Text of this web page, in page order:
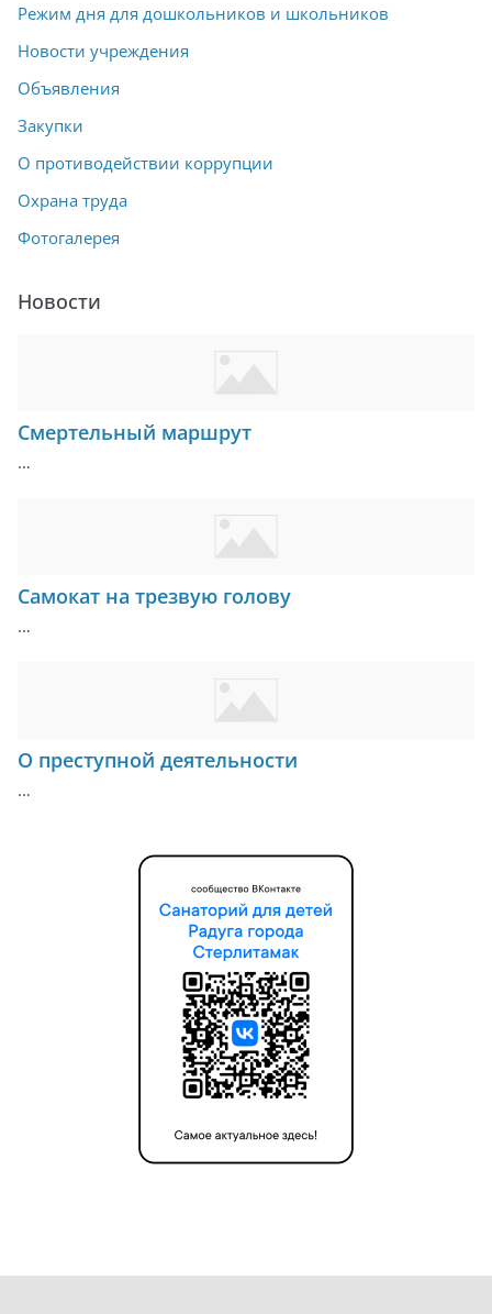
Режим дня для дошкольников и школьников
Новости учреждения
Объявления
Закупки
О противодействии коррупции
Охрана труда
Фотогалерея
Новости
Смертельный маршрут
…
Самокат на трезвую голову
…
О преступной деятельности
…